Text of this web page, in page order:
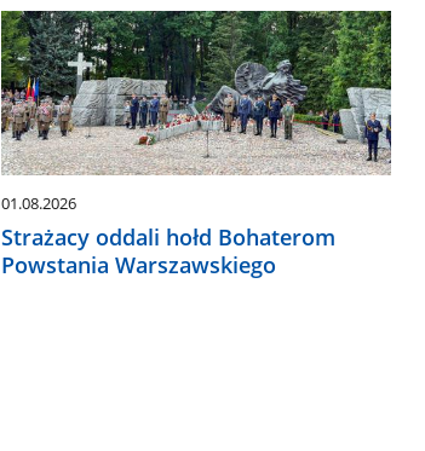
01.08.2026
Strażacy oddali hołd Bohaterom
Powstania Warszawskiego